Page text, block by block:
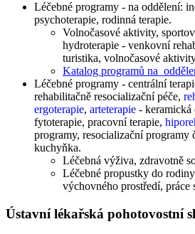
Léčebné programy - na oddělení:
psychoterapie, rodinná terapie.
Volnočasové aktivity,
hydroterapie - venkovní
turistika, volnočasové
Katalog programů na
Léčebné programy - centrální
rehabilitačně resocializační péče,
ergoterapie, arteterapie - keramická
fytoterapie, pracovní terapie,
programy, resocializační programy
kuchyňka.
Léčebná výživa, zdravotně
Léčebné propustky do
výchovného prostředí, práce
Ústavní lékařská pohotovostní